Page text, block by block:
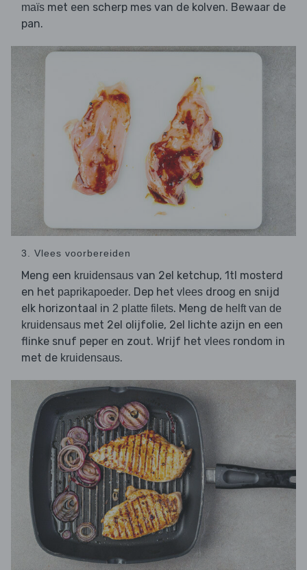
maïs met een scherp mes van de kolven. Bewaar de
pan.
3. Vlees voorbereiden
Meng een kruidensaus van 2el ketchup, 1tl mosterd
en het paprikapoeder. Dep het vlees droog en snijd
elk horizontaal in 2 platte filets. Meng de helft van de
kruidensaus met 2el olijfolie, 2el lichte azijn en een
flinke snuf peper en zout. Wrijf het vlees rondom in
met de kruidensaus.